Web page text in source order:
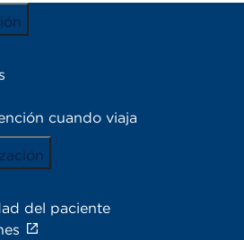
cuando viaja
del paciente